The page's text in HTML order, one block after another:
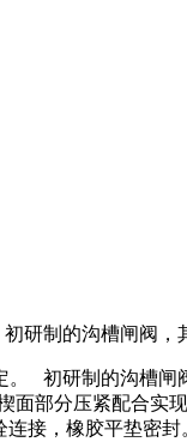
研制的沟槽闸阀
初研制的沟槽
部分压紧配合实
接，橡胶平垫密